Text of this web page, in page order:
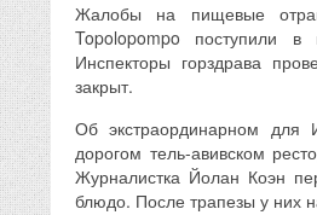
Жалобы на пищевые
Topolopompo поступили в
Инспекторы горздрава
закрыт.
Об экстраординарном для
дорогом тель-авивском
Журналистка Йолан Коэн
блюдо. После трапезы у них